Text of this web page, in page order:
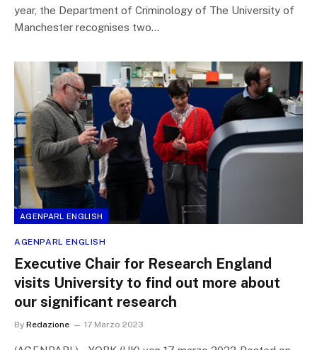
year, the Department of Criminology of The University of
Manchester recognises two…
AGENPARL ENGLISH
AGENPARL ENGLISH
Executive Chair for Research England
visits University to find out more about
our significant research
By Redazione 17 Marzo 2023